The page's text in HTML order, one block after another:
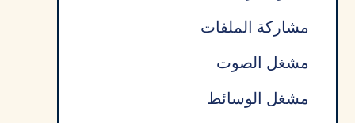
مشاركة الملفات
مشغل الصوت
مشغل الوسائط